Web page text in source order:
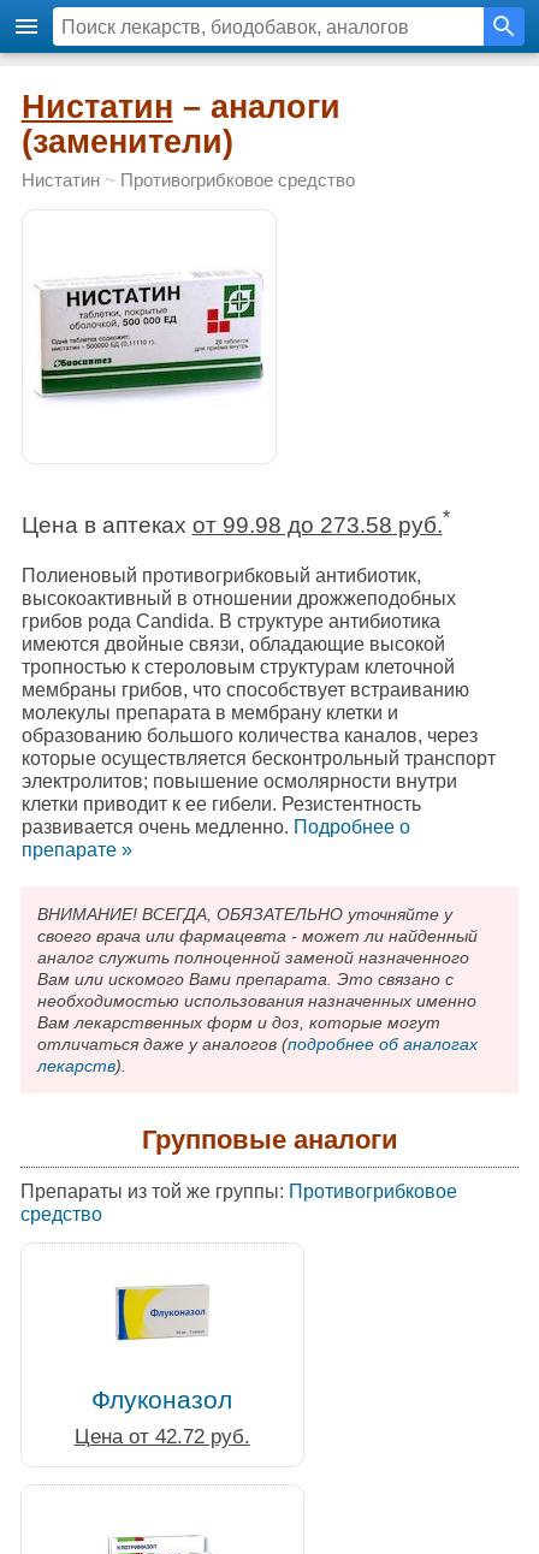
Нистатин – аналоги
(заменители)
Нистатин~ Противогрибковое средство
Цена в аптеках от 99.98 до 273.58 руб.*
Полиеновый противогрибковый антибиотик,
высокоактивный в отношении дрожжеподобных
грибов рода Candida. В структуре антибиотика
имеются двойные связи, обладающие высокой
тропностью к стероловым структурам клеточной
мембраны грибов, что способствует встраиванию
молекулы препарата в мембрану клетки и
образованию большого количества каналов, через
которые осуществляется бесконтрольный транспорт
электролитов; повышение осмолярности внутри
клетки приводит к ее гибели. Резистентность
развивается очень медленно. Подробнee о
препарате »
ВНИМАНИЕ! ВСЕГДА, ОБЯЗАТЕЛЬНО уточняйте у
своего врача или фармацевта - может ли найденный
аналог служить полноценной заменой назначенного
Вам или искомого Вами препарата. Это связано с
необходимостью использования назначенных именно
Вам лекарственных форм и доз, которые могут
отличаться даже у аналогов (подробнее об аналогах
лекарств).
Групповые аналоги
Препараты из той же группы: Противогрибковое
средство
Флуконазол
Цена от 42.72 руб.